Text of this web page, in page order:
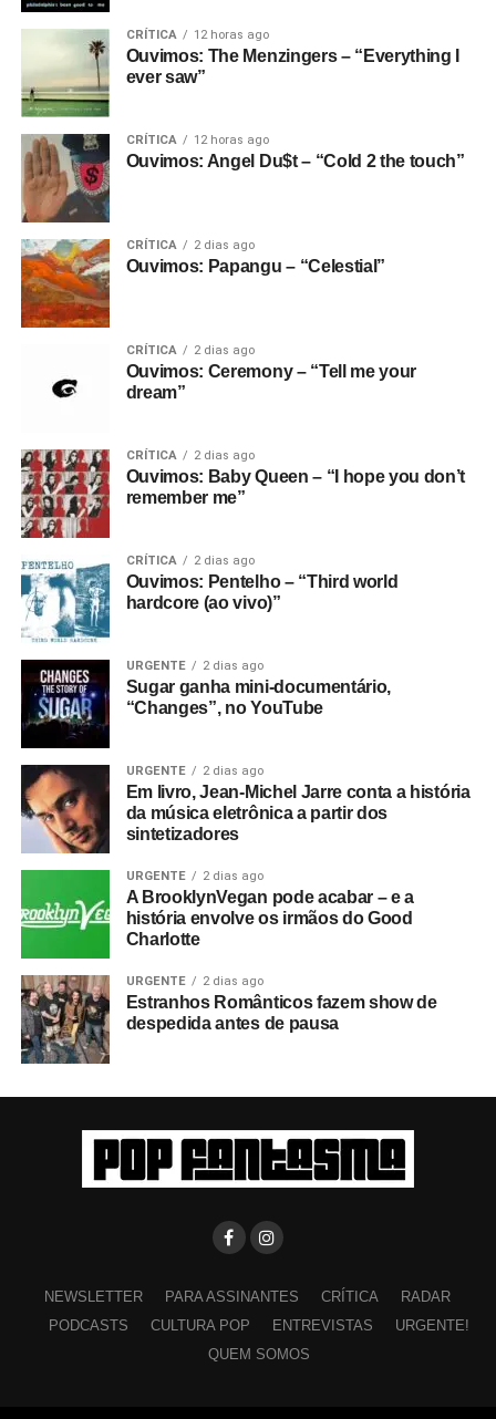
CRÍTICA 12 horas ago
Ouvimos: The Menzingers – “Everything I
ever saw”
CRÍTICA 12 horas ago
Ouvimos: Angel Du$t – “Cold 2 the touch”
CRÍTICA 2 dias ago
Ouvimos: Papangu – “Celestial”
CRÍTICA 2 dias ago
Ouvimos: Ceremony – “Tell me your
dream”
CRÍTICA 2 dias ago
Ouvimos: Baby Queen – “I hope you don’t
remember me”
CRÍTICA 2 dias ago
Ouvimos: Pentelho – “Third world
hardcore (ao vivo)”
URGENTE 2 dias ago
Sugar ganha mini-documentário,
“Changes”, no YouTube
URGENTE 2 dias ago
Em livro, Jean-Michel Jarre conta a história
da música eletrônica a partir dos
sintetizadores
URGENTE 2 dias ago
A BrooklynVegan pode acabar – e a
história envolve os irmãos do Good
Charlotte
URGENTE 2 dias ago
Estranhos Românticos fazem show de
despedida antes de pausa
NEWSLETTER PARA ASSINANTES CRÍTICA
RADAR
PODCASTS
CULTURA POP ENTREVISTAS
URGENTE!
QUEM SOMOS